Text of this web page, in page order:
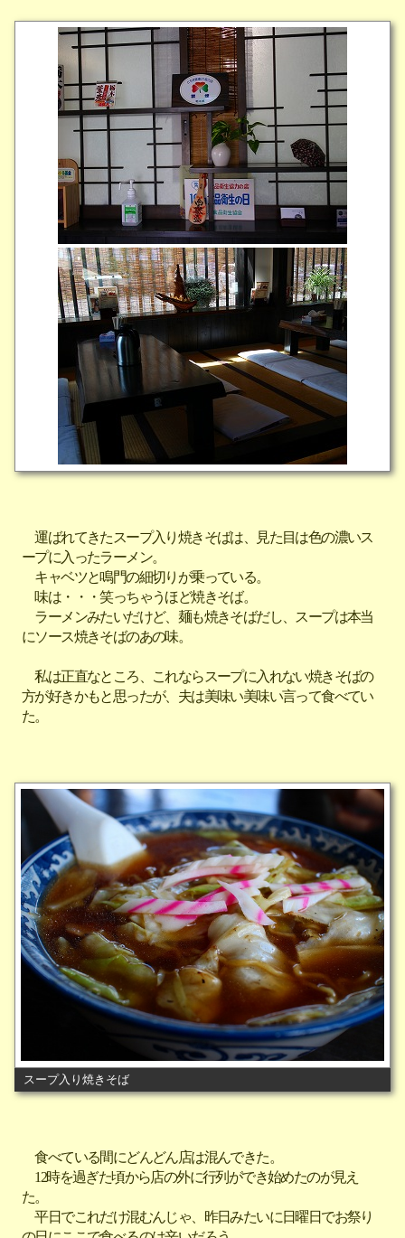
運ばれてきたスープ入り焼きそばは、見た目は色の濃いス
ープに入ったラーメン。
キャベツと鳴門の細切りが乗っている。
味は・・・笑っちゃうほど焼きそば。
ラーメンみたいだけど、麺も焼きそばだし、スープは本当
にソース焼きそばのあの味。
私は正直なところ、これならスープに入れない焼きそばの
方が好きかもと思ったが、夫は美味い美味い言って食べてい
た。
スープ入り焼きそば
食べている間にどんどん店は混んできた。
12時を過ぎた頃から店の外に行列ができ始めたのが見え
た。
平日でこれだけ混むんじゃ、昨日みたいに日曜日でお祭り